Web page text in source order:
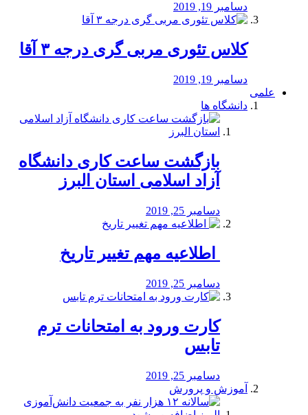
دسامبر 19, 2019
کلاس تئوری مربی گری درجه ۳ آقا
دسامبر 19, 2019
علمی
دانشگاه ها
بازگشت ساعت کاری دانشگاه
آزاد اسلامی استان البرز
دسامبر 25, 2019
️ اطلاعیه مهم تغییر تاریخ
دسامبر 25, 2019
کارت ورود به امتحانات ترم
تابس
دسامبر 25, 2019
آموزش و پرورش